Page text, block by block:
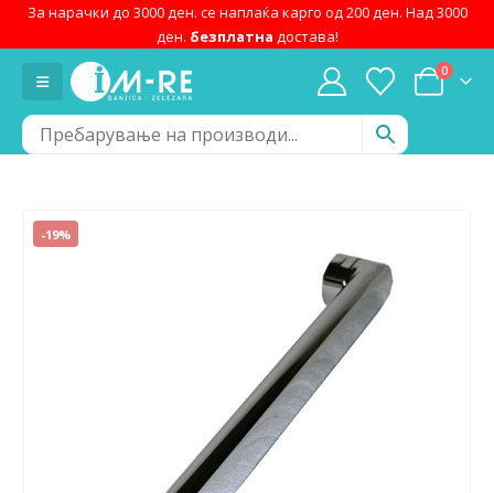
За нарачки до 3000 ден. се наплаќа карго од 200 ден. Над 3000
ден. безплатна достава!
0
-19%